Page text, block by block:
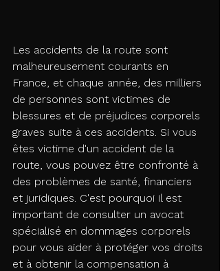
Les accidents de la route sont
malheureusement courants en
France, et chaque année, des milliers
de personnes sont victimes de
blessures et de préjudices corporels
graves suite à ces accidents. Si vous
êtes victime d'un accident de la
route, vous pouvez être confronté à
des problèmes de santé, financiers
et juridiques. C'est pourquoi il est
important de consulter un avocat
spécialisé en dommages corporels
pour vous aider à protéger vos droits
et à obtenir la compensation à